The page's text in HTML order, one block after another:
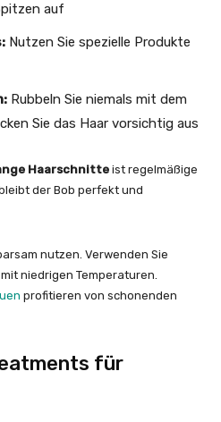
auf
Nutzen Sie spezielle Produkte
Rubbeln Sie niemals mit dem
Sie das Haar vorsichtig aus
Haarschnitte ist regelmäßige
der Bob perfekt und
nutzen. Verwenden Sie
niedrigen Temperaturen.
profitieren von schonenden
für